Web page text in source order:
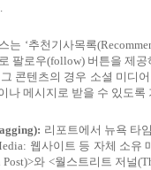
.
는 ‘추천기사목록
팔로우(follow) 버튼을 제공
콘텐츠의 경우 소셜 미디
나 메시지로 받을 수 있도록
리포트에서 뉴욕 타
웹사이트 등 자체 소유
와 <월스트리트 저널